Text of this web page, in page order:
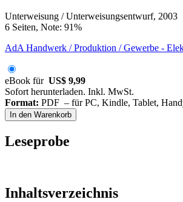
Unterweisung / Unterweisungsentwurf, 2003
6 Seiten, Note: 91%
AdA Handwerk / Produktion / Gewerbe -
eBook für US$ 9,99
Sofort herunterladen. Inkl. MwSt.
Format: PDF – für PC, Kindle, Tablet,
In den Warenkorb
Leseprobe
Inhaltsverzeichnis